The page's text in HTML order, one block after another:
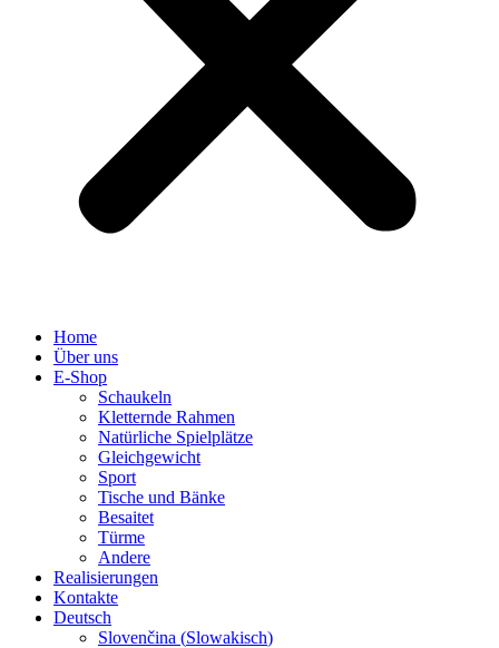
Home
Über uns
E-Shop
Schaukeln
Kletternde Rahmen
Natürliche Spielplätze
Gleichgewicht
Sport
Tische und Bänke
Besaitet
Türme
Andere
Realisierungen
Kontakte
Deutsch
Slovenčina (Slowakisch)